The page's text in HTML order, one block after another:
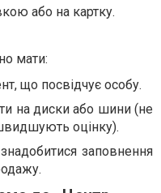
або на картку.
мати:
що посвідчує особу.
на диски або шини (не
оцінку).
заповнення